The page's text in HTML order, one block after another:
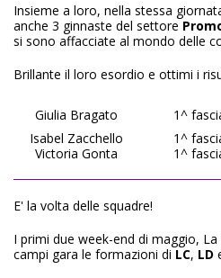
Insieme a loro, nella stessa
anche 3 ginnaste del settore
si sono affacciate al mondo delle
Brillante il loro esordio e ottimi i
Giulia Bragato 1^
Isabel Zacchello
1^
Victoria Gonta
1^
E' la volta delle squadre!
I primi due week-end di maggio,
campi gara le formazioni di LC, LD